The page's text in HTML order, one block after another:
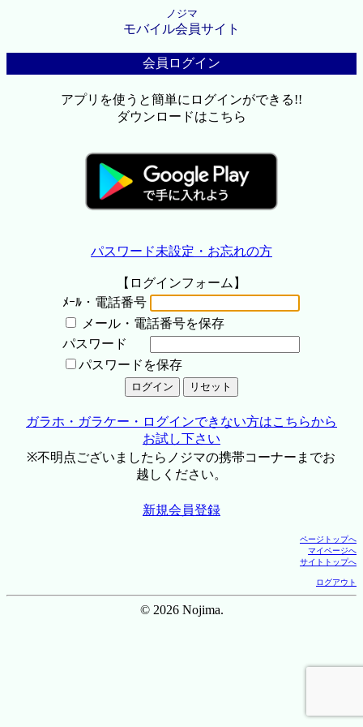
ノジマ
モバイル会員サイト
会員ログイン
アプリを使うと簡単にログインができる!!
ダウンロードはこちら
パスワード未設定・お忘れの方
【ログインフォーム】
ﾒｰﾙ・電話番号
メール・電話番号を保存
パスワード
パスワードを保存
ガラホ・ガラケー・ログインできない方はこちらから
お試し下さい
※不明点ございましたらノジマの携帯コーナーまでお
越しください。
新規会員登録
ページトップへ
マイページへ
サイトトップへ
ログアウト
© 2026 Nojima.